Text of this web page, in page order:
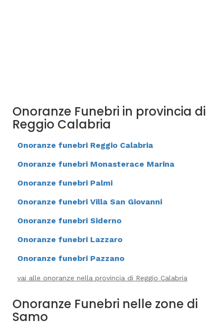
Onoranze Funebri in provincia di
Reggio Calabria
Onoranze funebri Reggio Calabria
Onoranze funebri Monasterace Marina
Onoranze funebri Palmi
Onoranze funebri Villa San Giovanni
Onoranze funebri Siderno
Onoranze funebri Lazzaro
Onoranze funebri Pazzano
vai alle onoranze nella provincia di Reggio Calabria
Onoranze Funebri nelle zone di
Samo